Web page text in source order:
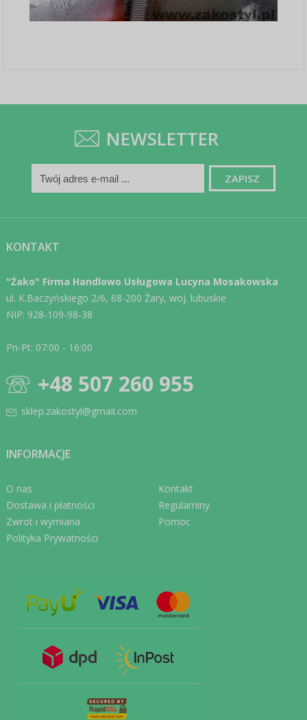
NEWSLETTER
KONTAKT
"Żako" Firma Handlowo Usługowa Lucyna Mosakowska
ul. K.Baczyńskiego 2/6, 68-200 Żary, woj. lubuskie
NIP: 928-109-98-38
Pn-Pt: 07:00 - 16:00
+48 507 260 955
sklep.zakostyl@gmail.com
INFORMACJE
O nas
Dostawa i płatności
Zwrot i wymiana
Polityka Prywatności
Kontakt
Regulaminy
Pomoc